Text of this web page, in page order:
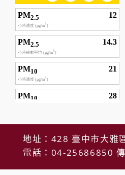
地址：428 臺中市大雅
電話：04-25686850